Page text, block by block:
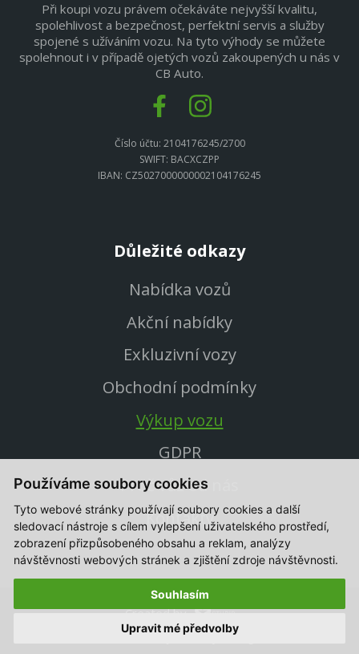
Používáme soubory cookies
Tyto webové stránky používají soubory cookies a další
sledovací nástroje s cílem vylepšení uživatelského prostředí,
zobrazení přizpůsobeného obsahu a reklam, analýzy
návštěvnosti webových stránek a zjištění zdroje návštěvnosti.
Souhlasím
Upravit mé předvolby
Při koupi vozu právem očekáváte nejvyšší kvalitu,
spolehlivost a bezpečnost, perfektní servis a služby
spojené s užíváním vozu. Na tyto výhody se můžete
spolehnout i v případě ojetých vozů zakoupených u nás v
CB Auto.
Číslo účtu: 2104176245/2700
SWIFT: BACXCZPP
IBAN: CZ5027000000002104176245
Důležité odkazy
Nabídka vozů
Akční nabídky
Exkluzivní vozy
Obchodní podmínky
Výkup vozu
GDPR
Proč vůz od nás
Kontakty
© 2021-2026, CB Auto Ojeté vozy All Rights Reserved.
Created by